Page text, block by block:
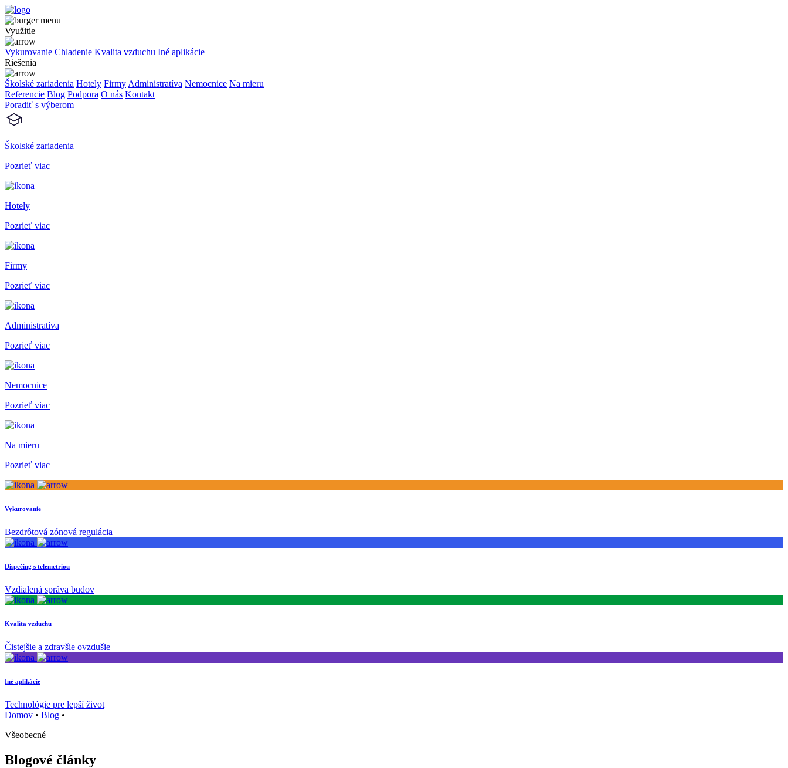
Využitie
Vykurovanie Chladenie Kvalita vzduchu Iné aplikácie
Riešenia
Školské zariadenia Hotely Firmy Administratíva Nemocnice Na mieru
Referencie Blog Podpora O nás Kontakt
Poradiť s výberom
Školské zariadenia
Pozrieť viac
Hotely
Pozrieť viac
Firmy
Pozrieť viac
Administratíva
Pozrieť viac
Nemocnice
Pozrieť viac
Na mieru
Pozrieť viac
Vykurovanie
Bezdrôtová zónová regulácia
Dispečing s telemetriou
Vzdialená správa budov
Kvalita vzduchu
Čistejšie a zdravšie ovzdušie
Iné aplikácie
Technológie pre lepší život
Domov • Blog •
Všeobecné
Blogové články